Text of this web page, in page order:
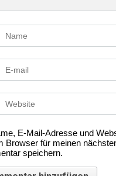
E-Mail-Adresse und
Browser für meinen
speichern.